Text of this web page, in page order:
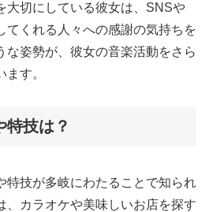
大切にしている彼女は、SNSや
てくれる人々への感謝の気持ちを
な姿勢が、彼女の音楽活動をさら
す。
特技は？
特技が多岐にわたることで知られ
、カラオケや美味しいお店を探す